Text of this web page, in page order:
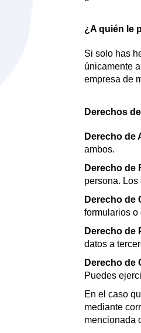
¿A quién le
Si solo has
únicamente
empresa de
Derechos
Derecho de
ambos.
Derecho de
persona.
Derecho de
formularios
Derecho de
datos a
Derecho de
Puedes
En el caso
mediante
mencionada